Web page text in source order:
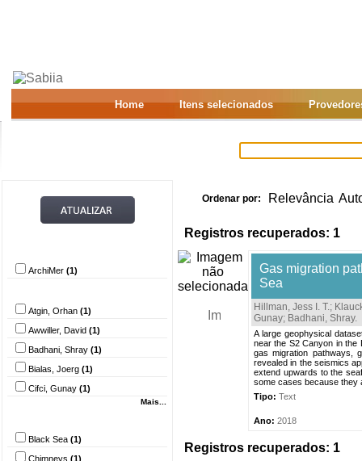
Home Itens selecionados
ArchiMer (1)
Atgin, Orhan (1)
Awwiller, David (1)
Badhani, Shray (1)
Bialas, Joerg (1)
Cifci, Gunay (1)
Mais...
Black Sea (1)
Chimneys (1)
Ordenar por: Relevância
Registros recuperados: 1
Gas migration
Sea
Hillman, Jess I. T.;
Gunay; Badhani, Shray.
A large geophysical
near the S2 Canyon in the
gas migration pathways,
revealed in the seismics
extend upwards to the
some cases because they
Tipo: Text
Ano: 2018
Registros recuperados: 1